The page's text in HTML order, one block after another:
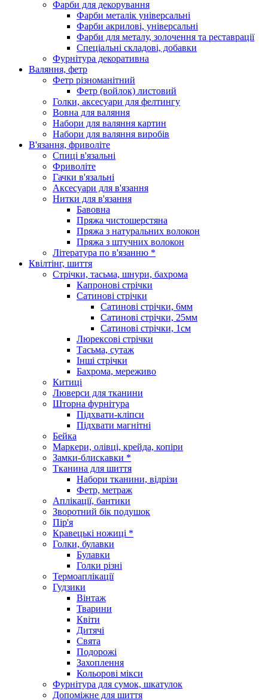
Фарби для декорування
Фарби металік універсальні
Фарби акрилові, універсальні
Фарби для металу, золочення та реставрації
Спеціальні складові, добавки
Фурнітура декоративна
Валяння, фетр
Фетр різноманітний
Фетр (войлок) листовий
Голки, аксесуари для фелтингу
Вовна для валяння
Набори для валяння картин
Набори для валяння виробів
В'язання, фриволіте
Спиці в'язальні
Фриволіте
Гачки в'язальні
Аксесуари для в'язання
Нитки для в'язання
Бавовна
Пряжа чистошерстяна
Пряжа з натуральних волокон
Пряжа з штучних волокон
Література по в'язанню *
Квілтінг, шиття
Стрічки, тасьма, шнури, бахрома
Капронові стрічки
Сатинові стрічки
Сатинові стрічки, 6мм
Сатинові стрічки, 25мм
Сатинові стрічки, 1см
Люрексові стрічки
Тасьма, сутаж
Інші стрічки
Бахрома, мереживо
Китиці
Люверси для тканини
Шторна фурнітура
Підхвати-кліпси
Підхвати магнітні
Бейка
Маркери, олівці, крейда, копіри
Замки-блискавки *
Тканина для шиття
Набори тканини, відрізи
Фетр, метраж
Аплікації, бантики
Зворотний бік подушок
Пір'я
Кравецькі ножиці *
Голки, булавки
Булавки
Голки різні
Термоаплікації
Гудзики
Вінтаж
Тварини
Квіти
Дитячі
Свята
Подорожі
Захоплення
Кольорові мікси
Фурнітура для сумок, шкатулок
Допоміжне для шиття